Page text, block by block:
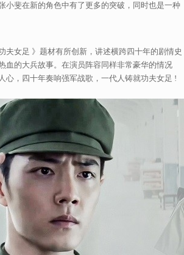
小斐在新的角色中有了更多的突破，同时也是一种
女足 》题材有所创新，讲述横跨四十年的剧情史
血的大兵故事。在演员阵容同样非常豪华的情况
心，四十年奏响强军战歌，一代人铸就功夫女足 !